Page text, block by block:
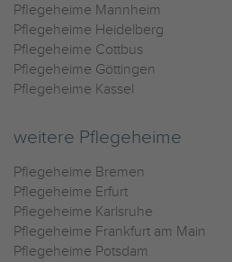
Pflegeheime Mannheim
Pflegeheime Heidelberg
Pflegeheime Cottbus
Pflegeheime Göttingen
Pflegeheime Kassel
weitere Pflegeheime
Pflegeheime Bremen
Pflegeheime Erfurt
Pflegeheime Karlsruhe
Pflegeheime Frankfurt am Main
Pflegeheime Potsdam